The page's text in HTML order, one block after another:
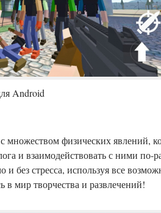
Android
множеством физических явлений,
и взаимодействовать с ними по-
без стресса, используя все
мир творчества и развлечений!